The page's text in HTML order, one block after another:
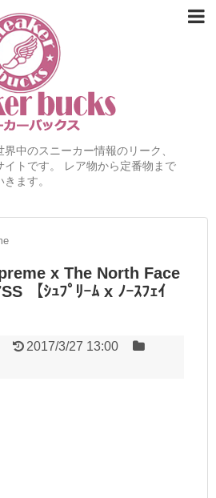
中のスニーカー情報のリーク、
トです。 レア物から定番物まで
ます。
x The North Face
【ｼｭﾌﾟﾘｰﾑ x ﾉｰｽﾌｪｲ
2017/3/27 13:00